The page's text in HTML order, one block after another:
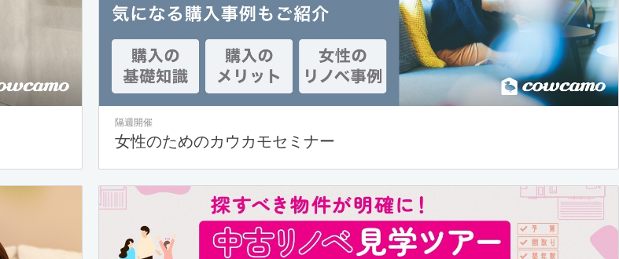
隔週開催
女性のためのカウカモセミナー